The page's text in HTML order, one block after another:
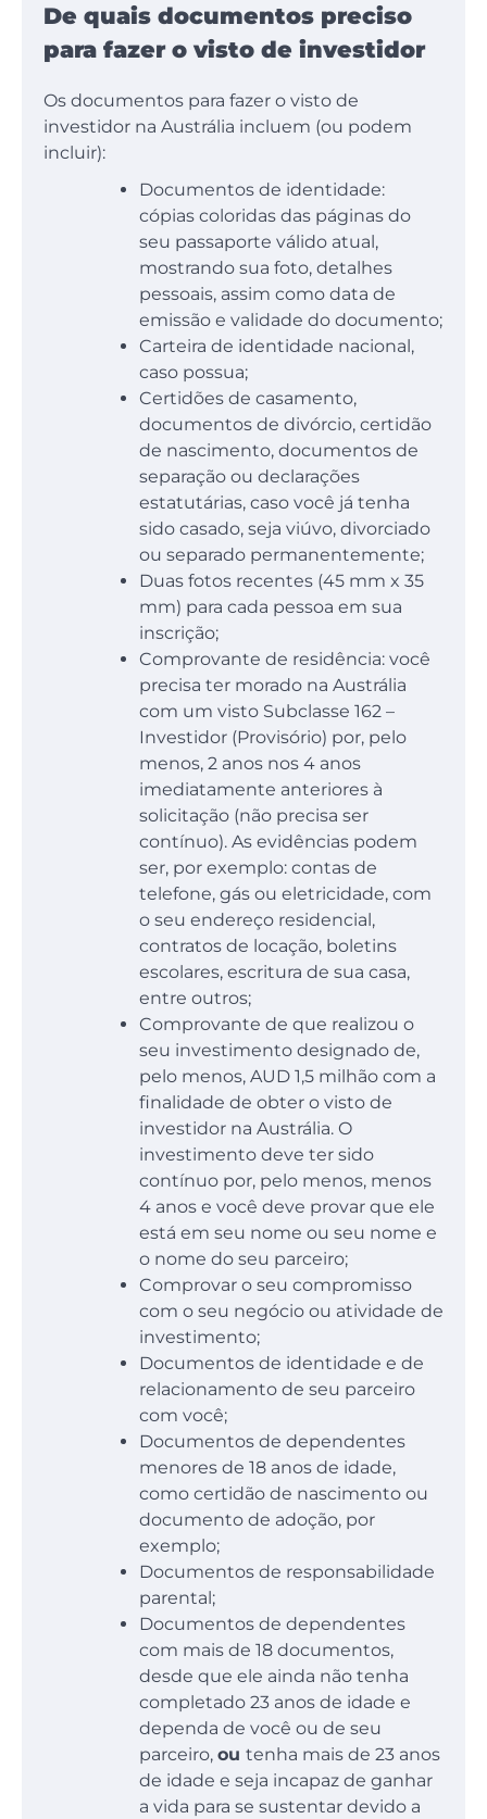
De quais documentos preciso
para fazer o visto de investidor
Os documentos para fazer o visto de
investidor na Austrália incluem (ou podem
incluir):
Documentos de identidade:
cópias coloridas das páginas do
seu passaporte válido atual,
mostrando sua foto, detalhes
pessoais, assim como data de
emissão e validade do documento;
Carteira de identidade nacional,
caso possua;
Certidões de casamento,
documentos de divórcio, certidão
de nascimento, documentos de
separação ou declarações
estatutárias, caso você já tenha
sido casado, seja viúvo, divorciado
ou separado permanentemente;
Duas fotos recentes (45 mm x 35
mm) para cada pessoa em sua
inscrição;
Comprovante de residência: você
precisa ter morado na Austrália
com um visto Subclasse 162 –
Investidor (Provisório) por, pelo
menos, 2 anos nos 4 anos
imediatamente anteriores à
solicitação (não precisa ser
contínuo). As evidências podem
ser, por exemplo: contas de
telefone, gás ou eletricidade, com
o seu endereço residencial,
contratos de locação, boletins
escolares, escritura de sua casa,
entre outros;
Comprovante de que realizou o
seu investimento designado de,
pelo menos, AUD 1,5 milhão com a
finalidade de obter o visto de
investidor na Austrália. O
investimento deve ter sido
contínuo por, pelo menos, menos
4 anos e você deve provar que ele
está em seu nome ou seu nome e
o nome do seu parceiro;
Comprovar o seu compromisso
com o seu negócio ou atividade de
investimento;
Documentos de identidade e de
relacionamento de seu parceiro
com você;
Documentos de dependentes
menores de 18 anos de idade,
como certidão de nascimento ou
documento de adoção, por
exemplo;
Documentos de responsabilidade
parental;
Documentos de dependentes
com mais de 18 documentos,
desde que ele ainda não tenha
completado 23 anos de idade e
dependa de você ou de seu
parceiro, ou tenha mais de 23 anos
de idade e seja incapaz de ganhar
a vida para se sustentar devido a